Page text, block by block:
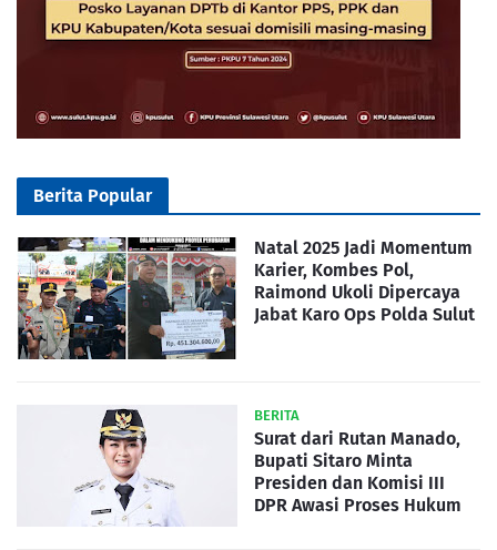
Berita Popular
Natal 2025 Jadi Momentum
Karier, Kombes Pol,
Raimond Ukoli Dipercaya
Jabat Karo Ops Polda Sulut
BERITA
Surat dari Rutan Manado,
Bupati Sitaro Minta
Presiden dan Komisi III
DPR Awasi Proses Hukum